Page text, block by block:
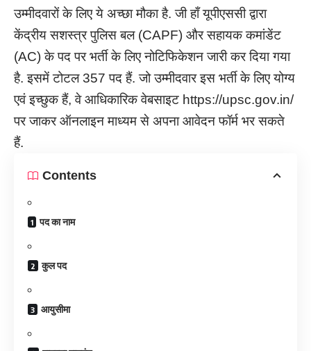
उम्मीदवारों के लिए ये अच्छा मौका है. जी हाँ यूपीएससी द्वारा
केंद्रीय सशस्त्र पुलिस बल (CAPF) और सहायक कमांडेंट
(AC) के पद पर भर्ती के लिए नोटिफिकेशन जारी कर दिया गया
है. इसमें टोटल 357 पद हैं. जो उम्मीदवार इस भर्ती के लिए योग्य
एवं इच्छुक हैं, वे आधिकारिक वेबसाइट https://upsc.gov.in/
पर जाकर ऑनलाइन माध्यम से अपना आवेदन फॉर्म भर सकते
हैं.
Contents
पद का नाम
कुल पद
आयुसीमा